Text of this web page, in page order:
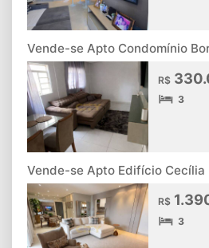
Vende-se Apto Condomínio
R$
3
Vende-se Apto Edifício Cecília
R$
3